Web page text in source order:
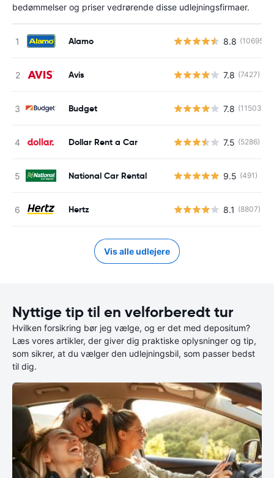
bedømmelser og priser vedrørende disse udlejningsfirmaer.
Alamo 8.8 (10695)
Avis 7.8 (7427)
Budget 7.8 (11503)
Dollar Rent a Car 7.5 (5286)
National Car Rental 9.5 (491)
Hertz 8.1 (8807)
Vis alle udlejere
Nyttige tip til en velforberedt tur
Hvilken forsikring bør jeg vælge, og er det med depositum?
Læs vores artikler, der giver dig praktiske oplysninger og tip,
som sikrer, at du vælger den udlejningsbil, som passer bedst
til dig.